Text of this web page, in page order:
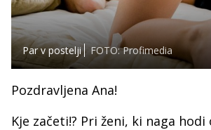
Par v postelji FOTO: Profimedia
Pozdravljena Ana!
Kje začeti!? Pri ženi, ki naga